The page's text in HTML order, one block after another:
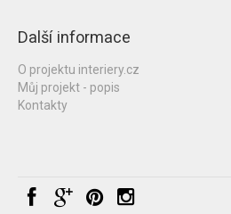
Další informace
O projektu interiery.cz
Můj projekt - popis
Kontakty